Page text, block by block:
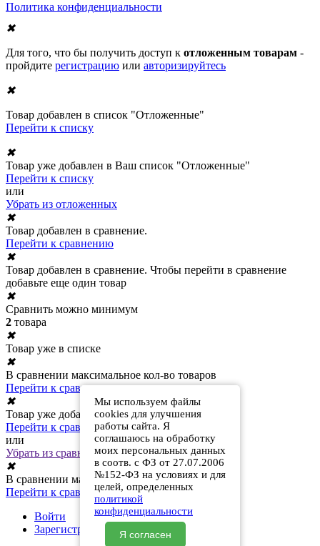
Политика конфиденциальности
Мы используем файлы
cookies для улучшения
работы сайта. Я
соглашаюсь на обработку
моих персональных данных
в соотв. с ФЗ от 27.07.2006
№152-ФЗ на условиях и для
целей, определенных
политикой
конфиденциальности
Я согласен
✖
Для того, что бы получить доступ к отложенным товарам -
пройдите регистрацию или авторизируйтесь
✖
Товар добавлен в список "Отложенные"
Перейти к списку
✖
Товар уже добавлен в Ваш список "Отложенные"
Перейти к списку
или
Убрать из отложенных
✖
Товар добавлен в сравнение.
Перейти к сравнению
✖
Товар добавлен в сравнение. Чтобы перейти в сравнение
добавьте еще один товар
✖
Сравнить можно минимум
2 товара
✖
Товар уже в списке
✖
В сравнении максимальное кол-во товаров
Перейти к сравнению
✖
Товар уже добавлен в сравнение
Перейти к сравнению
или
Убрать из сравнения
✖
В сравнении максимальное кол-во товаров
Перейти к сравнению
Войти
Зарегистрироваться